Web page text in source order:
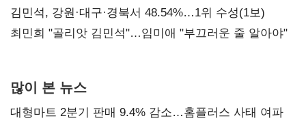
(2보)
김민석, 강원·대구·경북서 48.54%…1위 수성(1보)
최민희 "골리앗 김민석"…임미애 "부끄러운 줄 알아야"
많이 본 뉴스
대형마트 2분기 판매 9.4% 감소…홈플러스 사태 여파